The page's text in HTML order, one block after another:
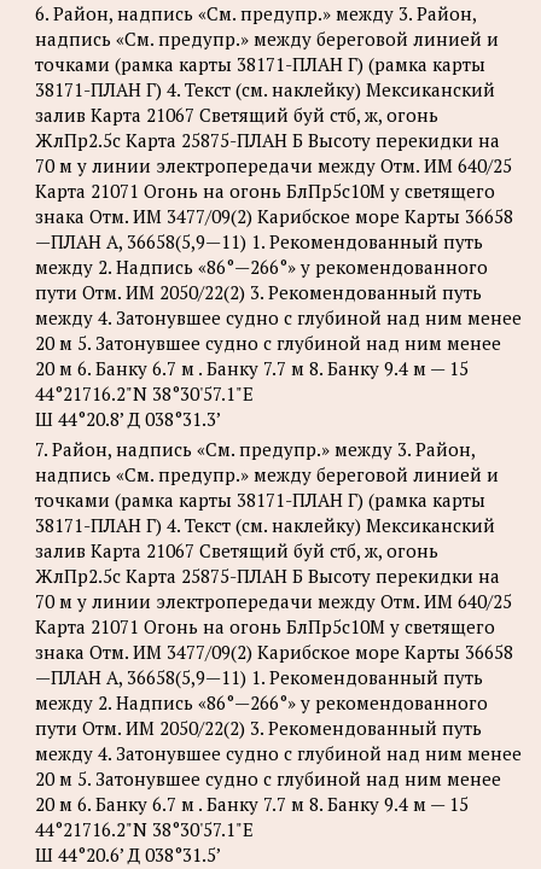
6. Район, надпись «См. предупр.» между 3. Район,
надпись «См. предупр.» между береговой линией и
точками (рамка карты 38171-ПЛАН Г) (рамка карты
38171-ПЛАН Г) 4. Текст (см. наклейку) Мексиканский
залив Карта 21067 Светящий буй стб, ж, огонь
ЖлПр2.5с Карта 25875-ПЛАН Б Высоту перекидки на
70 м у линии электропередачи между Отм. ИМ 640/25
Карта 21071 Огонь на огонь БлПр5с10М у светящего
знака Отм. ИМ 3477/09(2) Карибское море Карты 36658
—ПЛАН А, 36658(5,9—11) 1. Рекомендованный путь
между 2. Надпись «86°—266°» у рекомендованного
пути Отм. ИМ 2050/22(2) 3. Рекомендованный путь
между 4. Затонувшее судно с глубиной над ним менее
20 м 5. Затонувшее судно с глубиной над ним менее
20 м 6. Банку 6.7 м . Банку 7.7 м 8. Банку 9.4 м — 15
44°21716.2"N 38°30'57.1"Е
Ш 44°20.8’ Д 038°31.3’
7. Район, надпись «См. предупр.» между 3. Район,
надпись «См. предупр.» между береговой линией и
точками (рамка карты 38171-ПЛАН Г) (рамка карты
38171-ПЛАН Г) 4. Текст (см. наклейку) Мексиканский
залив Карта 21067 Светящий буй стб, ж, огонь
ЖлПр2.5с Карта 25875-ПЛАН Б Высоту перекидки на
70 м у линии электропередачи между Отм. ИМ 640/25
Карта 21071 Огонь на огонь БлПр5с10М у светящего
знака Отм. ИМ 3477/09(2) Карибское море Карты 36658
—ПЛАН А, 36658(5,9—11) 1. Рекомендованный путь
между 2. Надпись «86°—266°» у рекомендованного
пути Отм. ИМ 2050/22(2) 3. Рекомендованный путь
между 4. Затонувшее судно с глубиной над ним менее
20 м 5. Затонувшее судно с глубиной над ним менее
20 м 6. Банку 6.7 м . Банку 7.7 м 8. Банку 9.4 м — 15
44°21716.2"N 38°30'57.1"Е
Ш 44°20.6’ Д 038°31.5’